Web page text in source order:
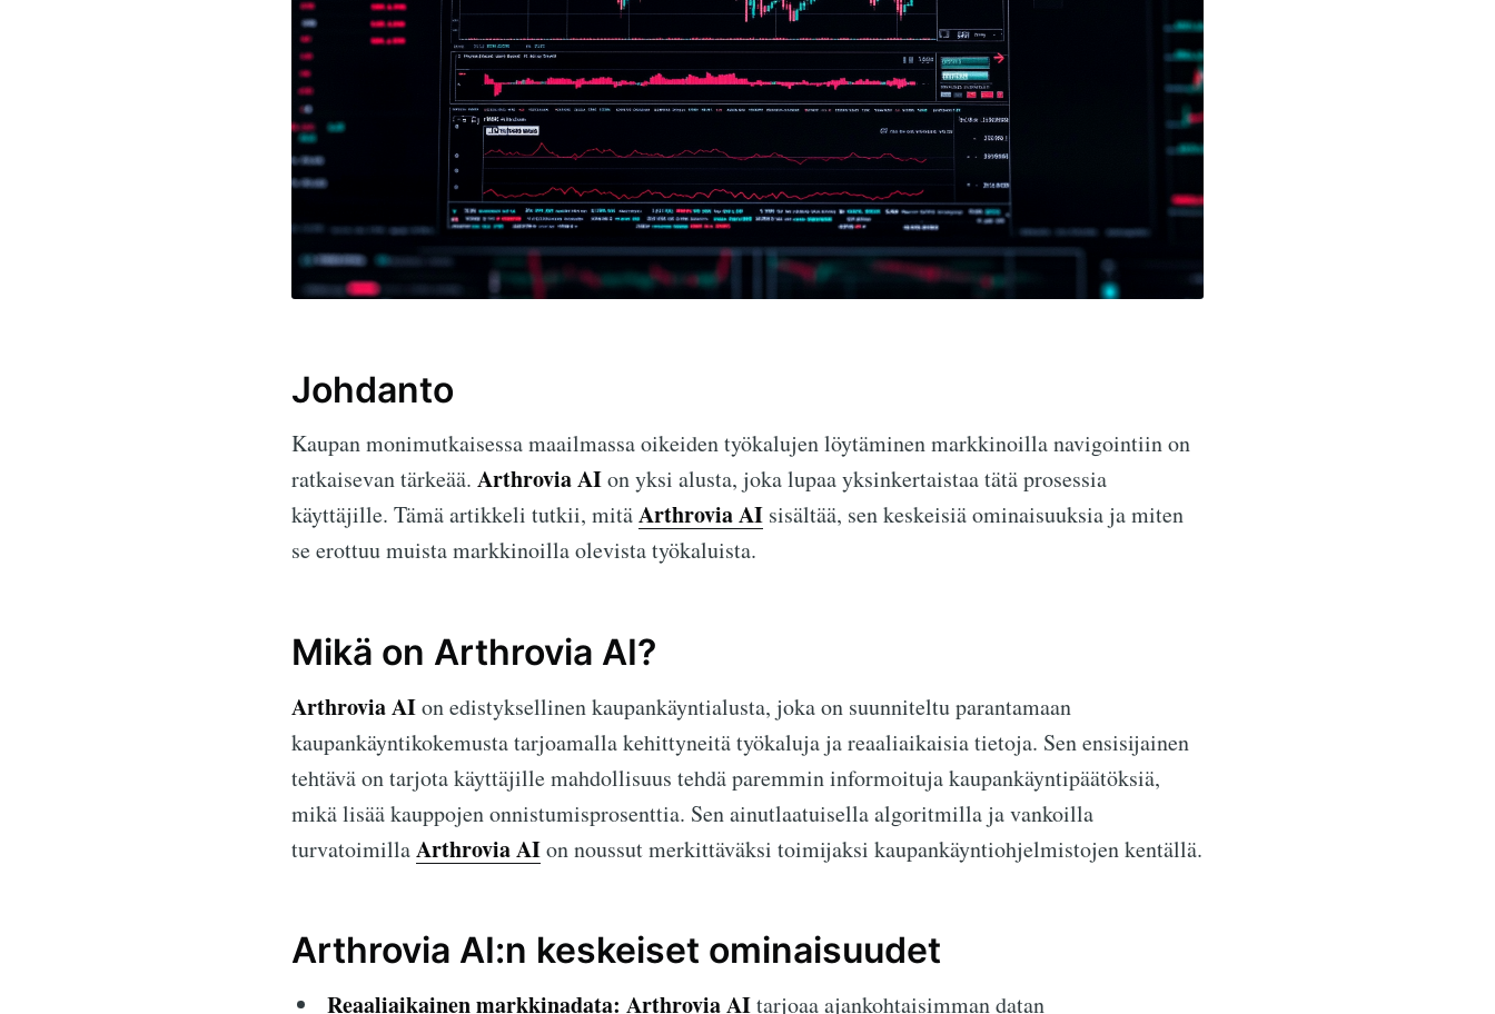
Johdanto
Kaupan monimutkaisessa maailmassa oikeiden työkalujen löytäminen markkinoilla navigointiin on
ratkaisevan tärkeää. Arthrovia AIon yksi alusta, joka lupaa yksinkertaistaa tätä prosessia
käyttäjille. Tämä artikkeli tutkii, mitäArthrovia AI sisältää, sen keskeisiä ominaisuuksia ja miten
se erottuu muista markkinoilla olevista työkaluista.
Mikä on Arthrovia AI?
Arthrovia AIon edistyksellinen kaupankäyntialusta, joka on suunniteltu parantamaan
kaupankäyntikokemusta tarjoamalla kehittyneitä työkaluja ja reaaliaikaisia tietoja. Sen ensisijainen
tehtävä on tarjota käyttäjille mahdollisuus tehdä paremmin informoituja kaupankäyntipäätöksiä,
mikä lisää kauppojen onnistumisprosenttia. Sen ainutlaatuisella algoritmilla ja vankoilla
turvatoimillaArthrovia AIon noussut merkittäväksi toimijaksi kaupankäyntiohjelmistojen kentällä.
Arthrovia AI:n keskeiset ominaisuudet
Reaaliaikainen markkinadata: Arthrovia AItarjoaa ajankohtaisimman datan